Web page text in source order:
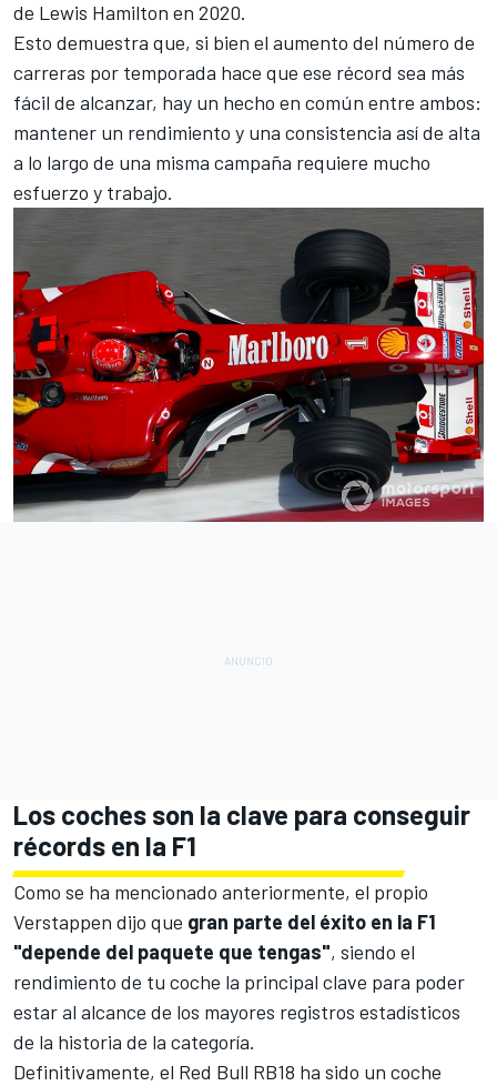
de Lewis Hamilton en 2020.
Esto demuestra que, si bien el aumento del número de
carreras por temporada hace que ese récord sea más
fácil de alcanzar, hay un hecho en común entre ambos:
mantener un rendimiento y una consistencia así de alta
a lo largo de una misma campaña requiere mucho
esfuerzo y trabajo.
Los coches son la clave para conseguir
récords en la F1
Como se ha mencionado anteriormente, el propio
Verstappen dijo que gran parte del éxito en la F1
"depende del paquete que tengas", siendo el
rendimiento de tu coche la principal clave para poder
estar al alcance de los mayores registros estadísticos
de la historia de la categoría.
Definitivamente, el Red Bull RB18 ha sido un coche